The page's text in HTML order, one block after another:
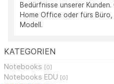
KATEGORIEN
Notebooks [0]
Notebooks EDU [0]
Bedürfnisse unserer
Home Office oder fürs Büro,
Modell.